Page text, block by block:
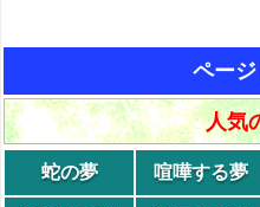
ペー
人気
蛇の夢 喧嘩する夢